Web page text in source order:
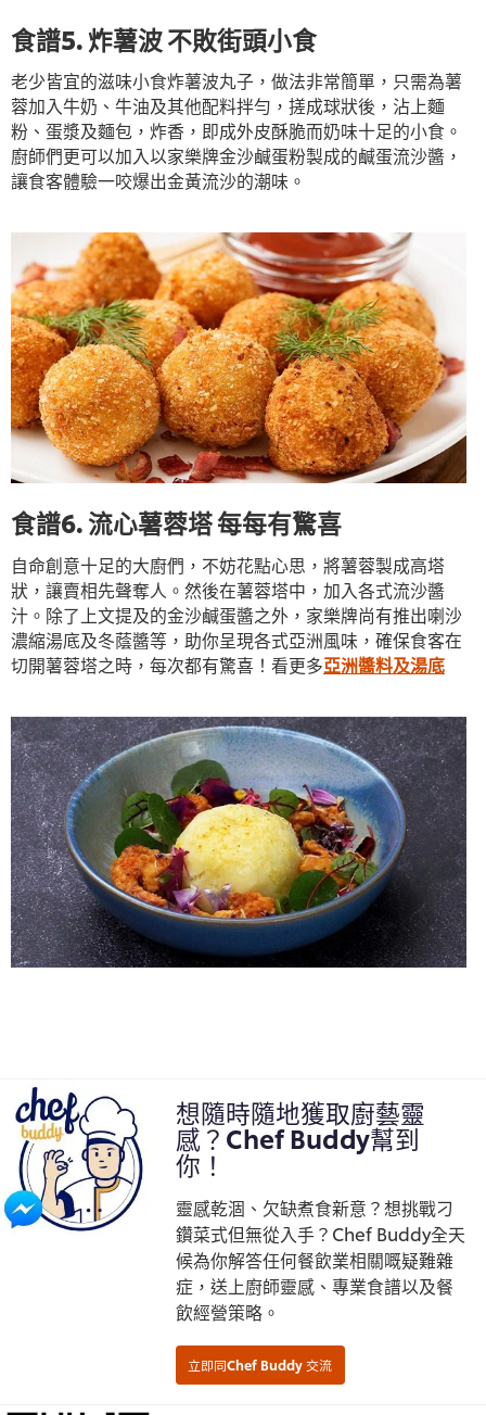
食譜5. 炸薯波 不敗街頭小食
老少皆宜的滋味小食炸薯波丸子，做法非常簡單，只需為薯
蓉加入牛奶、牛油及其他配料拌勻，搓成球狀後，沾上麵
粉、蛋漿及麵包，炸香，即成外皮酥脆而奶味十足的小食。
廚師們更可以加入以家樂牌金沙鹹蛋粉製成的鹹蛋流沙醬，
讓食客體驗一咬爆出金黃流沙的潮味。
食譜6. 流心薯蓉塔 每每有驚喜
自命創意十足的大廚們，不妨花點心思，將薯蓉製成高塔
狀，讓賣相先聲奪人。然後在薯蓉塔中，加入各式流沙醬
汁。除了上文提及的金沙鹹蛋醬之外，家樂牌尚有推出喇沙
濃縮湯底及冬蔭醬等，助你呈現各式亞洲風味，確保食客在
切開薯蓉塔之時，每次都有驚喜！看更多亞洲醬料及湯底
想隨時隨地獲取廚藝靈
感？Chef Buddy幫到
你！
靈感乾涸、欠缺煮食新意？想挑戰刁
鑽菜式但無從入手？Chef Buddy全天
候為你解答任何餐飲業相關嘅疑難雜
症，送上廚師靈感、專業食譜以及餐
飲經營策略。